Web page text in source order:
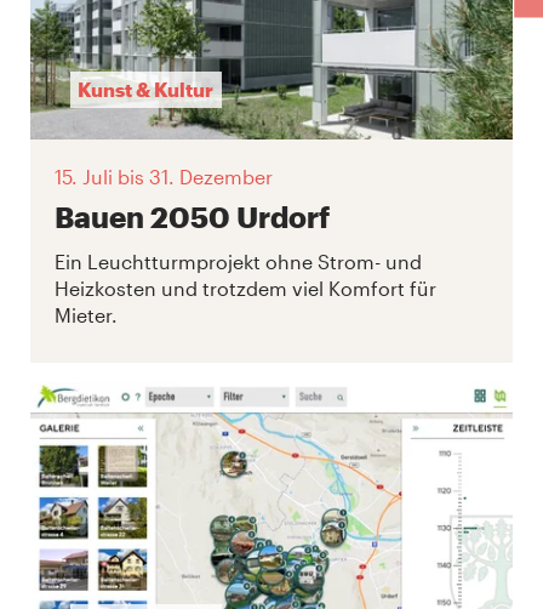
Kunst & Kultur
15. Juli bis 31. Dezember
Bauen 2050 Urdorf
Ein Leuchtturmprojekt ohne Strom- und
Heizkosten und trotzdem viel Komfort für
Mieter.